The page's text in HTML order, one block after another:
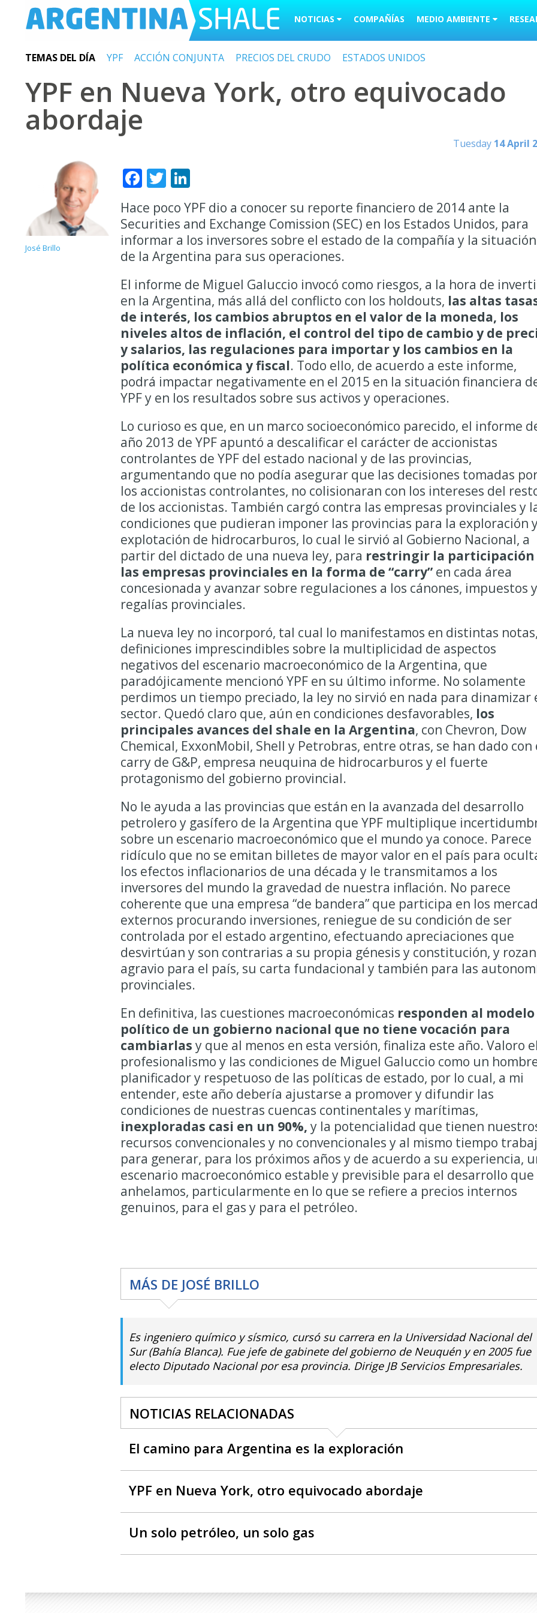
NOTICIAS COMPAÑÍAS MEDIO AMBIENTE
TEMAS DEL DÍA YPF ACCIÓN CONJUNTA PRECIOS DEL CRUDO ESTADOS UNIDOS
YPF en Nueva York, otro equivocado
abordaje
Tuesday 14 April
José Brillo
Facebook
Twitter
LinkedIn
Hace poco YPF dio a conocer su reporte financiero de 2014 ante la
Securities and Exchange Comission (SEC) en los Estados Unidos, para
informar a los inversores sobre el estado de la compañía y la situación
de la Argentina para sus operaciones.
El informe de Miguel Galuccio invocó como riesgos, a la hora de
en la Argentina, más allá del conflicto con los holdouts, las altas
de interés, los cambios abruptos en el valor de la moneda, los
niveles altos de inflación, el control del tipo de cambio y de
y salarios, las regulaciones para importar y los cambios en la
política económica y fiscal. Todo ello, de acuerdo a este informe,
podrá impactar negativamente en el 2015 en la situación financiera
YPF y en los resultados sobre sus activos y operaciones.
Lo curioso es que, en un marco socioeconómico parecido, el informe
año 2013 de YPF apuntó a descalificar el carácter de accionistas
controlantes de YPF del estado nacional y de las provincias,
argumentando que no podía asegurar que las decisiones tomadas
los accionistas controlantes, no colisionaran con los intereses del
de los accionistas. También cargó contra las empresas provinciales y
condiciones que pudieran imponer las provincias para la exploración
explotación de hidrocarburos, lo cual le sirvió al Gobierno Nacional, a
partir del dictado de una nueva ley, para restringir la participación
las empresas provinciales en la forma de “carry”en cada área
concesionada y avanzar sobre regulaciones a los cánones, impuestos y
regalías provinciales.
La nueva ley no incorporó, tal cual lo manifestamos en distintas notas,
definiciones imprescindibles sobre la multiplicidad de aspectos
negativos del escenario macroeconómico de la Argentina, que
paradójicamente mencionó YPF en su último informe. No solamente
perdimos un tiempo preciado, la ley no sirvió en nada para dinamizar
sector. Quedó claro que, aún en condiciones desfavorables, los
principales avances del shale en la Argentina, con Chevron, Dow
Chemical, ExxonMobil, Shell y Petrobras, entre otras, se han dado con
carry de G&P, empresa neuquina de hidrocarburos y el fuerte
protagonismo del gobierno provincial.
No le ayuda a las provincias que están en la avanzada del desarrollo
petrolero y gasífero de la Argentina que YPF multiplique
sobre un escenario macroeconómico que el mundo ya conoce. Parece
ridículo que no se emitan billetes de mayor valor en el país para
los efectos inflacionarios de una década y le transmitamos a los
inversores del mundo la gravedad de nuestra inflación. No parece
coherente que una empresa “de bandera” que participa en los
externos procurando inversiones, reniegue de su condición de ser
controlada por el estado argentino, efectuando apreciaciones que
desvirtúan y son contrarias a su propia génesis y constitución, y
agravio para el país, su carta fundacional y también para las
provinciales.
En definitiva, las cuestiones macroeconómicas responden al modelo
político de un gobierno nacional que no tiene vocación para
cambiarlas y que al menos en esta versión, finaliza este año. Valoro el
profesionalismo y las condiciones de Miguel Galuccio como un
planificador y respetuoso de las políticas de estado, por lo cual, a mi
entender, este año debería ajustarse a promover y difundir las
condiciones de nuestras cuencas continentales y marítimas,
inexploradas casi en un 90%, y la potencialidad que tienen
recursos convencionales y no convencionales y al mismo tiempo
para generar, para los próximos años y de acuerdo a su experiencia,
escenario macroeconómico estable y previsible para el desarrollo que
anhelamos, particularmente en lo que se refiere a precios internos
genuinos, para el gas y para el petróleo.
MÁS DE JOSÉ BRILLO
Es ingeniero químico y sísmico, cursó su carrera en la Universidad Nacional del
Sur (Bahía Blanca). Fue jefe de gabinete del gobierno de Neuquén y en 2005 fue
electo Diputado Nacional por esa provincia. Dirige JB Servicios Empresariales.
NOTICIAS RELACIONADAS
El camino para Argentina es la exploración
YPF en Nueva York, otro equivocado abordaje
Un solo petróleo, un solo gas